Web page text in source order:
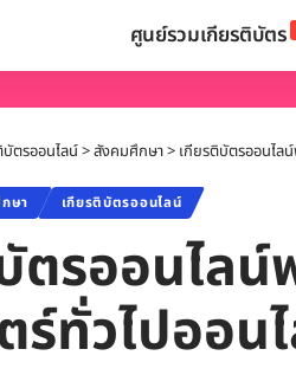
ศูนย์รวมเกียรติบัตร
บัตรออนไลน์>สังคมศึกษา> เกียรติบัตรออนไล
ษา เกียรติบัตรออนไลน์
ตรออนไลน์
ร์ทั่วไปออน